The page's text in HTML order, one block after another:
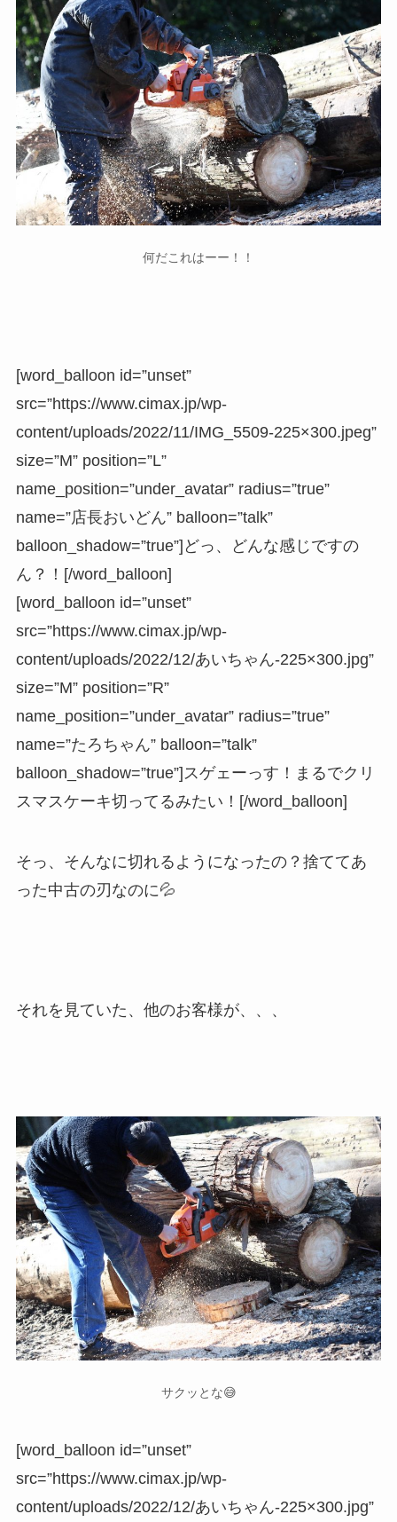
何だこれはーー！！
[word_balloon id=”unset”
src=”https://www.cimax.jp/wp-
content/uploads/2022/11/IMG_5509-225×300.jpeg”
size=”M” position=”L”
name_position=”under_avatar” radius=”true”
name=”店長おいどん” balloon=”talk”
balloon_shadow=”true”]どっ、どんな感じですの
ん？！[/word_balloon]
[word_balloon id=”unset”
src=”https://www.cimax.jp/wp-
content/uploads/2022/12/あいちゃん-225×300.jpg”
size=”M” position=”R”
name_position=”under_avatar” radius=”true”
name=”たろちゃん” balloon=”talk”
balloon_shadow=”true”]スゲェーっす！まるでクリ
スマスケーキ切ってるみたい！[/word_balloon]
そっ、そんなに切れるようになったの？捨ててあ
った中古の刃なのに💦
それを見ていた、他のお客様が、、、
サクッとな😅
[word_balloon id=”unset”
src=”https://www.cimax.jp/wp-
content/uploads/2022/12/あいちゃん-225×300.jpg”